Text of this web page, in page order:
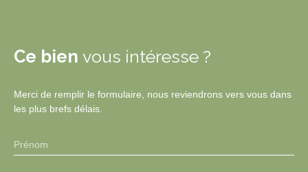
Ce bien vous intéresse ?
Merci de remplir le formulaire, nous reviendrons vers vous dans
les plus brefs délais.
Prénom